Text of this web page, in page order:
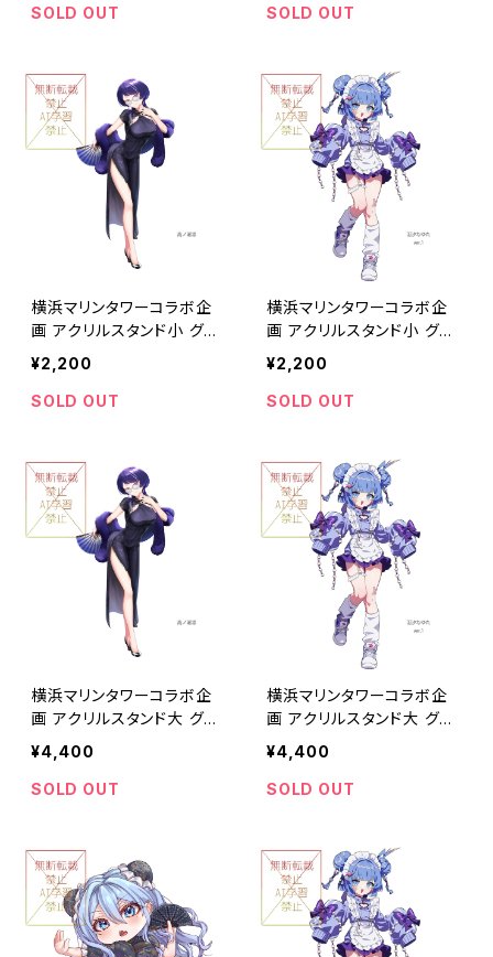
SOLD OUT SOLD OUT
横浜マリンタワーコラボ企
画 アクリルスタンド小 グル
ープB
¥2,200
SOLD OUT
横浜マリンタワーコラボ企
画 アクリルスタンド小 グル
ープA
¥2,200
SOLD OUT
横浜マリンタワーコラボ企
画 アクリルスタンド大 グル
ープB
¥4,400
SOLD OUT
横浜マリンタワーコラボ企
画 アクリルスタンド大 グル
ープA
¥4,400
SOLD OUT